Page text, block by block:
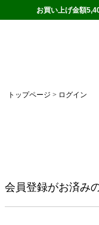
お買い上げ金額
トップページ ログイン
会員登録がお済み